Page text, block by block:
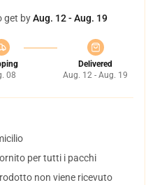
get byAug. 12 - Aug. 19
08
Delivered
Aug. 12 - Aug. 19
per tutti i pacchi
non viene ricevuto